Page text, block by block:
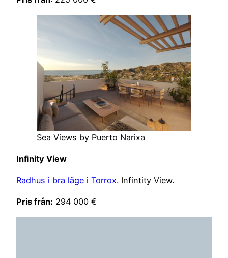
Sea Views by Puerto Narixa
Infinity View
Radhus i bra läge i Torrox. Infintity View.
Pris från: 294 000 €